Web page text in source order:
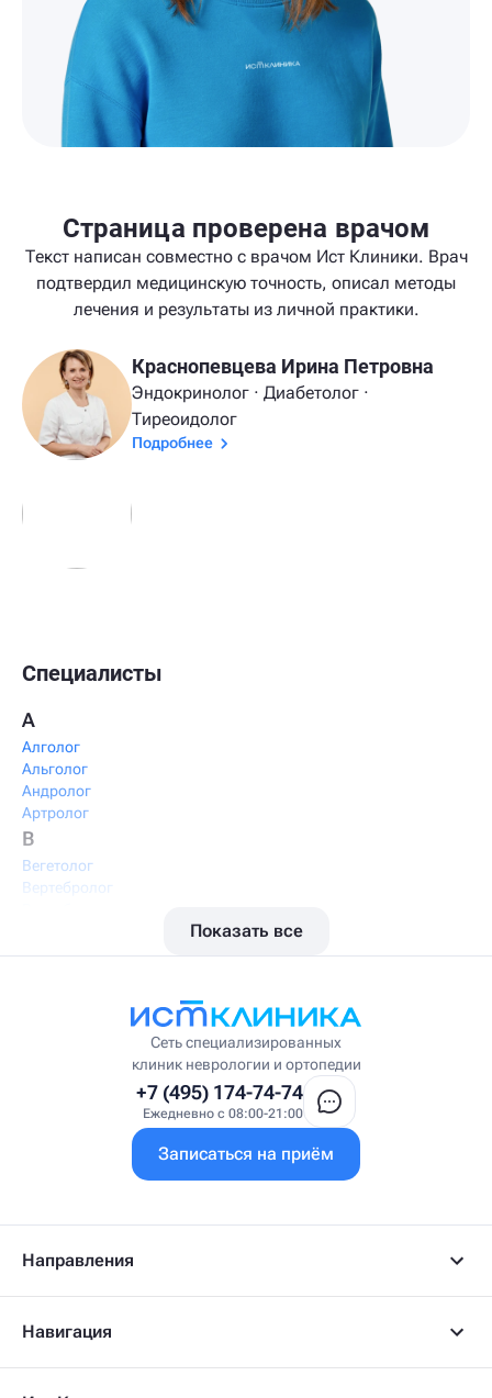
Страница проверена врачом
Текст написан совместно с врачом Ист Клиники. Врач
подтвердил медицинскую точность, описал методы
лечения и результаты из личной практики.
Краснопевцева Ирина Петровна
Эндокринолог · Диабетолог ·
Тиреоидолог
Подробнее
Специалисты
А
Алголог
Альголог
Андролог
Артролог
В
Вегетолог
Вертебролог
Висцеральный массажист
Врач интегративной медицины
Врач первичного приёма
Гастроэнтеролог-гепатолог
Гериатр
Гинеколог
Гирудолог
Показать все
Сеть специализированных
клиник неврологии и ортопедии
+7 (495) 174-74-74
Ежедневно с 08:00-21:00
Записаться на приём
Направления
Навигация